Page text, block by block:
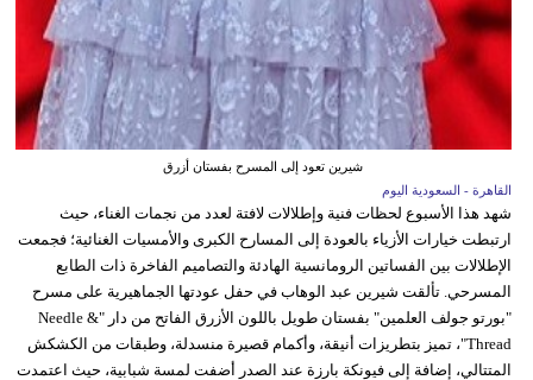
شيرين تعود إلى المسرح بفستان أزرق
القاهرة - السعودية اليوم
شهد هذا الأسبوع لحظات فنية وإطلالات لافتة لعدد من نجمات الغناء، حيث
ارتبطت خيارات الأزياء بالعودة إلى المسارح الكبرى والأمسيات الغنائية؛ فجمعت
الإطلالات بين الفساتين الرومانسية الهادئة والتصاميم الفاخرة ذات الطابع
المسرحي. تألقت شيرين عبد الوهاب في حفل عودتها الجماهيرية على مسرح
"بورتو جولف العلمين" بفستان طويل باللون الأزرق الفاتح من دار "Needle &
Thread"، تميز بتطريزات أنيقة، وأكمام قصيرة منسدلة، وطبقات من الكشكش
المتتالي، إضافة إلى فيونكة بارزة عند الصدر أضفت لمسة شبابية، حيث اعتمدت